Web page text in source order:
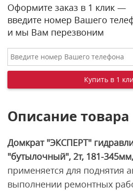
Оформите заказ в 1 клик —
введите номер Вашего
и мы Вам перезвоним
Описание товара
Домкрат "ЭКСПЕРТ"
"бутылочный", 2т, 181-
применяется для поднятия
выполнении ремонтных